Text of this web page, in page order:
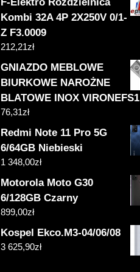
Kombi 32A 4P 2X250V 0/1-
Z F3.0009
212,21zł
GNIAZDO MEBLOWE
BIURKOWE NAROŻNE
BLATOWE INOX VIRONEFS1
76,31zł
Redmi Note 11 Pro 5G
6/64GB Niebieski
1 348,00zł
Motorola Moto G30
6/128GB Czarny
899,00zł
Kospel Ekco.M3-04/06/08
3 625,90zł